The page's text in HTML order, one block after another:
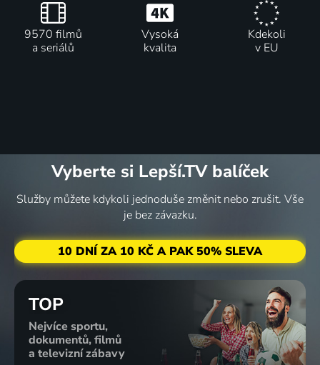
9570 filmů
a seriálů
Vysoká
kvalita
Kdekoli
v EU
Vyberte si Lepší.TV balíček
Služby můžete kdykoli jednoduše změnit nebo zrušit. Vše
je bez závazku.
10 DNÍ ZA 10 KČ A PAK 50% SLEVA
TOP
Nejvíce sportu,
dokumentů, filmů
a televizní zábavy